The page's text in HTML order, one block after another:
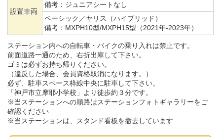
設置車両
備考： ジュニアシートなし
ベーシック／ヤリス（ハイブリッド）
備考： MXPH10型/MXPH15型（2021年-2023年）
ステーション内への自転車・バイクの乗り入れは禁止です。
前面道路一通のため、右折出庫して下さい。
ゴミは必ずお持ち帰りください。
（違反した場合、会員資格取消になります。）
必ず、駐車スペース枠線中央に駐車して下さい。
「神戸市立摩耶小学校」より徒歩約３分です。
※当ステーションへの順路はステーションフォトギャラリーをご
確認ください
※当ステーションは、スタンド看板を撤去しています